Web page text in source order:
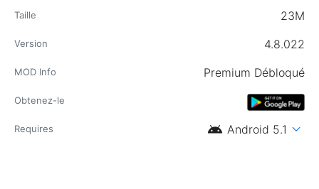
Taille 23M
Version 4.8.022
MOD Info Premium Débloqué
Obtenez-le
Requires android Android 5.1 expand_more